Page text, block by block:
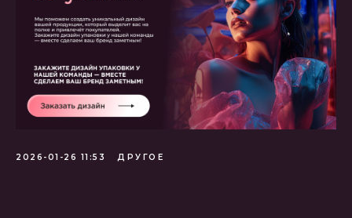
2026-01-26 11:53 ДРУГОЕ
продвижение сайтов в Узбекистане
INSTAGRAM ПРЕЗЕНТАЦИИ САЙТЫ
СОГЛАШЕНИЕ